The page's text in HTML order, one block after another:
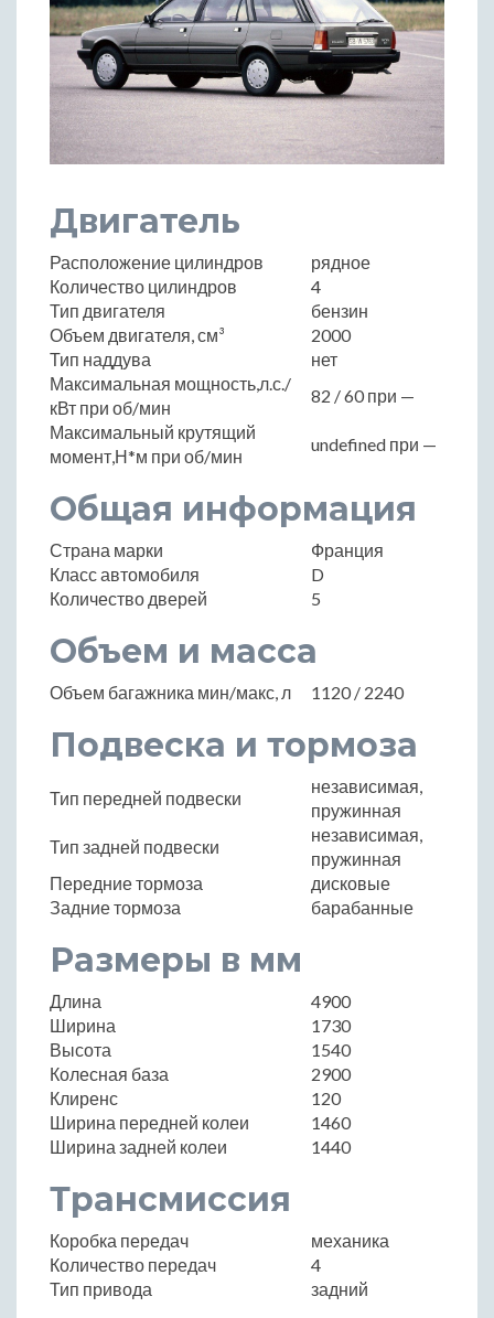
Двигатель
Расположение цилиндров
рядное
Количество цилиндров
4
Тип двигателя
бензин
Объем двигателя, см³
2000
Тип наддува
нет
Максимальная мощность,л.с./
кВт при об/мин
82 / 60 при —
Максимальный крутящий
момент,Н*м при об/мин
undefined при —
Общая информация
Страна марки
Франция
Класс автомобиля
D
Количество дверей
5
Объем и масса
Объем багажника мин/макс, л 1120 / 2240
Подвеска и тормоза
Тип передней подвески
независимая,
пружинная
Тип задней подвески
независимая,
пружинная
Передние тормоза
дисковые
Задние тормоза
барабанные
Размеры в мм
Длина
4900
Ширина
1730
Высота
1540
Колесная база
2900
Клиренс
120
Ширина передней колеи
1460
Ширина задней колеи
1440
Трансмиссия
Коробка передач
механика
Количество передач
4
Тип привода
задний